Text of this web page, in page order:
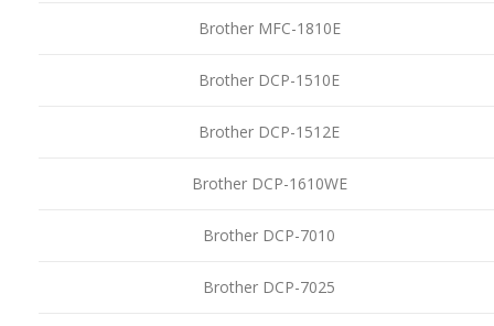
Brother MFC-1810E
Brother DCP-1510E
Brother DCP-1512E
Brother DCP-1610WE
Brother DCP-7010
Brother DCP-7025